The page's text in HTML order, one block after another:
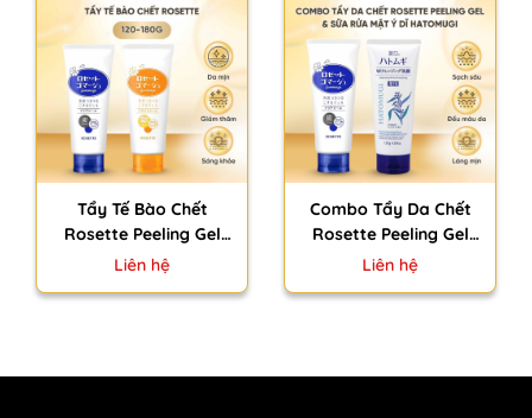
Tẩy Tế Bào Chết
Rosette Peeling Gel
Nhật Bản Mẫu Mới
Liên hệ
Combo Tẩy Da Chết
Rosette Peeling Gel
120g & Sữa Rửa Mặt Ý
Liên hệ